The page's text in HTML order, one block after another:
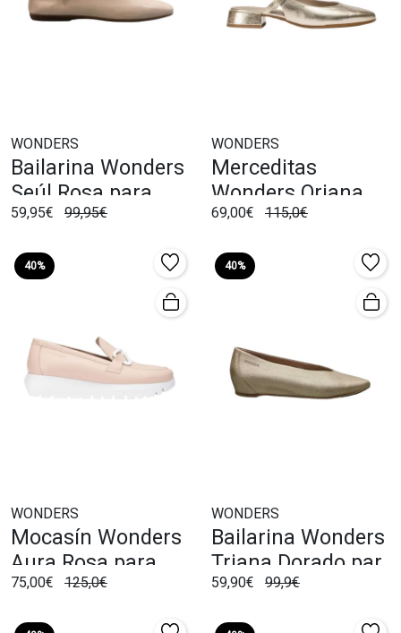
WONDERS
Bailarina Wonders
Seúl Rosa para
Mujer
59,95€ 99,95€
WONDERS
Merceditas
Wonders Oriana
Oro para Mujer
69,00€ 115,0€
40%
WONDERS
Mocasín Wonders
Aura Rosa para
Mujer
75,00€ 125,0€
40%
WONDERS
Bailarina Wonders
Triana Dorado para
Mujer
59,90€ 99,9€